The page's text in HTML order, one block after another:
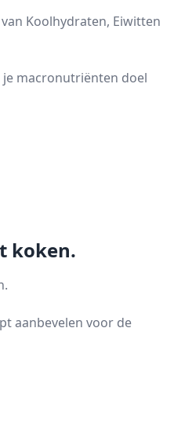
Koolhydraten, Eiwitten
macronutriënten doel
koken.
aanbevelen voor de